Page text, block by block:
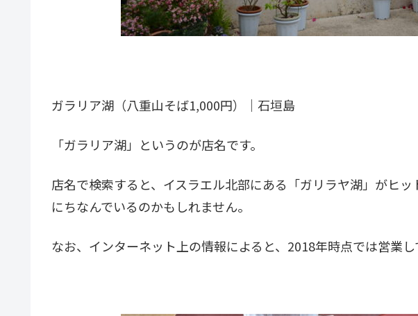
ガラリア湖（八重山そば1,000円）｜石垣島
「ガラリア湖」というのが店名です。
店名で検索すると、イスラエル北部にある「ガリラヤ湖」がヒ
にちなんでいるのかもしれません。
なお、インターネット上の情報によると、2018年時点では営業し